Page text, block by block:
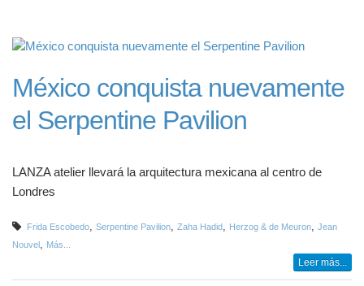
México conquista nuevamente
el Serpentine Pavilion
LANZA atelier llevará la arquitectura mexicana al centro de
Londres
Frida Escobedo, Serpentine Pavilion, Zaha Hadid, Herzog & de Meuron, Jean
Nouvel, Más...
Leer más...